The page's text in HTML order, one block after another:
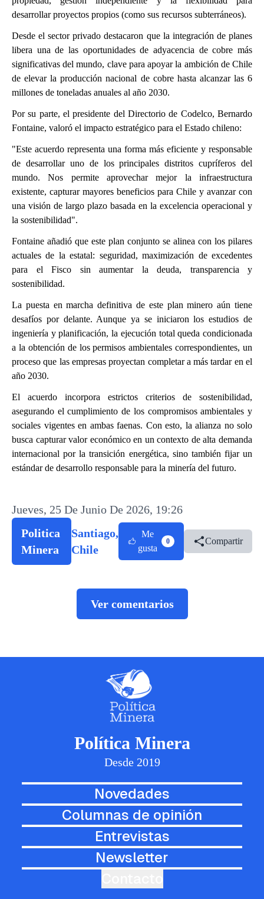
desarrollar proyectos propios (como sus recursos subterráneos).
Desde el sector privado destacaron que la integración de planes
libera una de las oportunidades de adyacencia de cobre más
significativas del mundo, clave para apoyar la ambición de Chile
de elevar la producción nacional de cobre hasta alcanzar las 6
millones de toneladas anuales al año 2030.
Por su parte, el presidente del Directorio de Codelco, Bernardo
Fontaine, valoró el impacto estratégico para el Estado chileno:
"Este acuerdo representa una forma más eficiente y responsable
de desarrollar uno de los principales distritos cupríferos del
mundo. Nos permite aprovechar mejor la infraestructura
existente, capturar mayores beneficios para Chile y avanzar con
una visión de largo plazo basada en la excelencia operacional y
la sostenibilidad".
Fontaine añadió que este plan conjunto se alinea con los pilares
actuales de la estatal: seguridad, maximización de excedentes
para el Fisco sin aumentar la deuda, transparencia y
sostenibilidad.
La puesta en marcha definitiva de este plan minero aún tiene
desafíos por delante. Aunque ya se iniciaron los estudios de
ingeniería y planificación, la ejecución total queda condicionada
a la obtención de los permisos ambientales correspondientes, un
proceso que las empresas proyectan completar a más tardar en el
año 2030.
El acuerdo incorpora estrictos criterios de sostenibilidad,
asegurando el cumplimiento de los compromisos ambientales y
sociales vigentes en ambas faenas. Con esto, la alianza no solo
busca capturar valor económico en un contexto de alta demanda
internacional por la transición energética, sino también fijar un
estándar de desarrollo responsable para la minería del futuro.
Jueves, 25 De Junio De 2026, 19:26
Politica
Minera
Santiago,
Chile
Me
gusta
0 Compartir
Ver comentarios
Política Minera
Desde 2019
Novedades
Columnas de opinión
Entrevistas
Newsletter